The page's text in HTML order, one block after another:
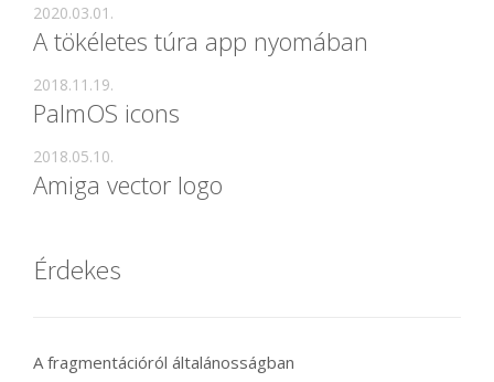
A tökéletes túra app nyomában
2020.03.01.
PalmOS icons
2018.11.19.
Amiga vector logo
2018.05.10.
Érdekes
A fragmentációról általánosságban